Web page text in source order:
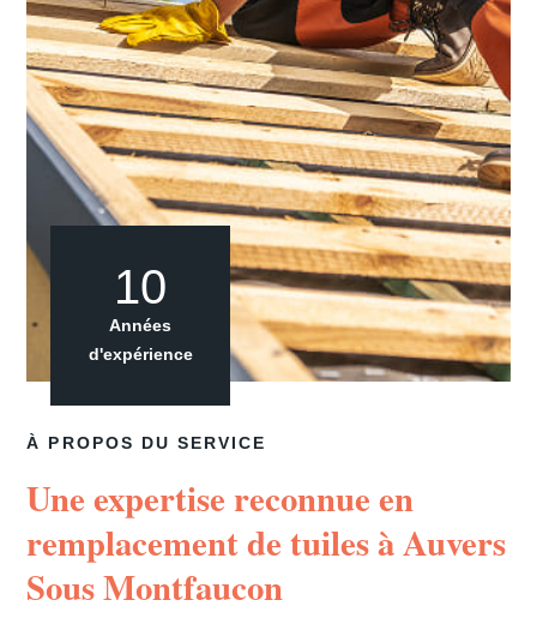
À PROPOS DU SERVICE
Une expertise reconnue en
remplacement de tuiles à Auvers
Sous Montfaucon
10
Années
d'expérience